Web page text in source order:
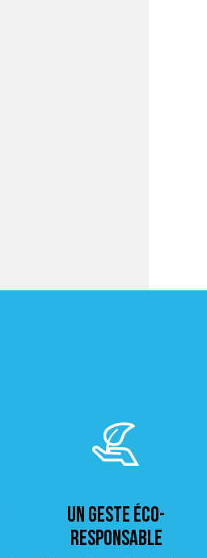
Un geste éco-
responsable